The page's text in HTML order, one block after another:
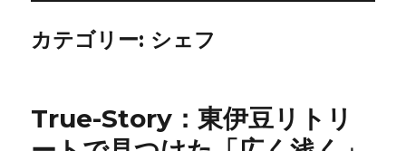
カテゴリー: シェフ
True-Story：東伊豆リトリ